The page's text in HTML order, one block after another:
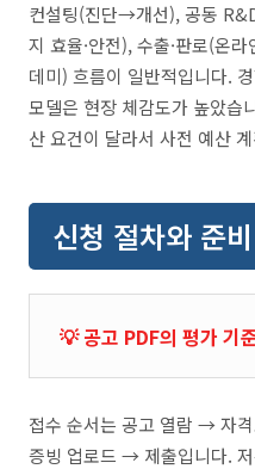
컨설팅(진단→개선), 공동
지 효율·안전), 수출·판로(온
데미) 흐름이 일반적입니다.
모델은 현장 체감도가 높았습
산 요건이 달라서 사전 예산
신청 절차와 준
💡 공고 PDF의 평가 기
접수 순서는 공고 열람 → 자
증빙 업로드 → 제출입니다.